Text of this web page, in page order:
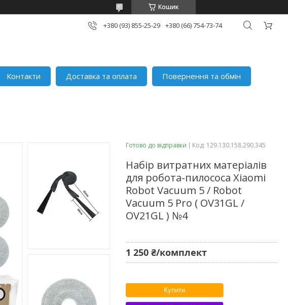
Кошик
+380 (93) 855-25-29 +380 (66) 754-73-74
Контакти Доставка та оплата Повернення та обмін
Готово до відправки Код: 129.130.158.290.345
Набір витратних матеріалів
для робота-пилососа Xiaomi
Robot Vacuum 5 / Robot
Vacuum 5 Pro ( OV31GL /
OV21GL ) №4
1 250 ₴/комплект
Купити